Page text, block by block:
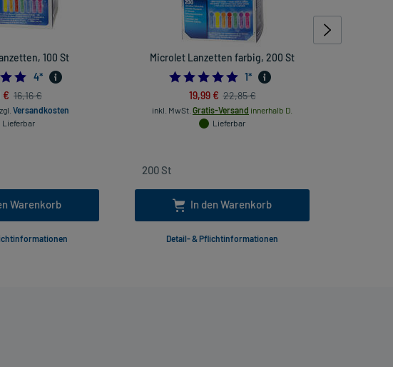
100 St
5.0
4*
€ 16,16 €
Versandkosten
Lieferbar
Warenkorb
Microlet Lanzetten farbig, 200 St
5.0
1*
19,99 € 22,85 €
inkl. MwSt. Gratis-Versand innerhalb D.
Lieferbar
In den Warenkorb
Detail- & Pflichtinformationen